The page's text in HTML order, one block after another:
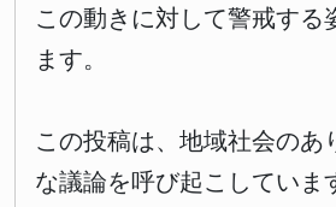
この動きに対して警戒する
ます。
この投稿は、地域社会のあ
な議論を呼び起こしていま